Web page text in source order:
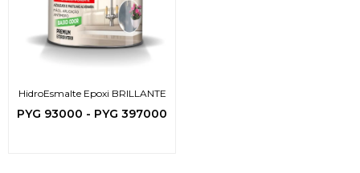
HidroEsmalte Epoxi BRILLANTE
PYG 93000 - PYG 397000